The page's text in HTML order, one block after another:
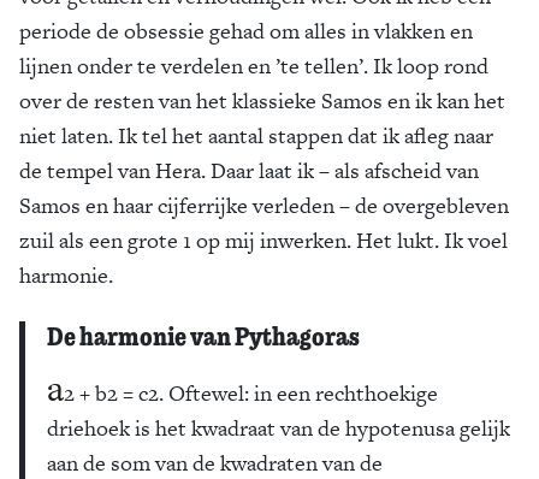
periode de obsessie gehad om alles in vlakken en
lijnen onder te verdelen en ’te tellen’. Ik loop rond
over de resten van het klassieke Samos en ik kan het
niet laten. Ik tel het aantal stappen dat ik afleg naar
de tempel van Hera. Daar laat ik – als afscheid van
Samos en haar cijferrijke verleden – de overgebleven
zuil als een grote 1 op mij inwerken. Het lukt. Ik voel
harmonie.
De harmonie van Pythagoras
a2 + b2 = c2. Oftewel: in een rechthoekige
driehoek is het kwadraat van de hypotenusa gelijk
aan de som van de kwadraten van de